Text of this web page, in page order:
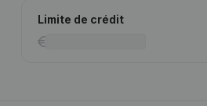
Limite de crédit